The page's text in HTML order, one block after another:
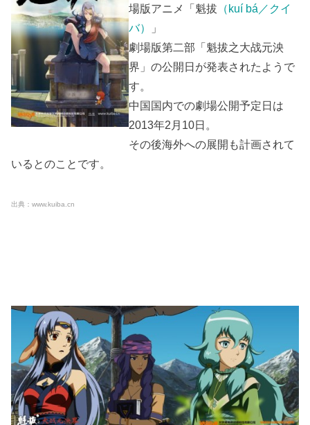
場版アニメ「魁拔 （kuí bá／クイ
バ）
」
劇場版第二部「魁拔之大战元泱
界」の公開日が発表されたようで
す。
中国国内での劇場公開予定日は
2013年2月10日。
その後海外への展開も計画されて
いるとのことです。
出典：www.kuiba.cn